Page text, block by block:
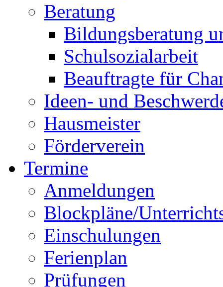
Beratung
Bildungsberatung
Schulsozialarbeit
Beauftragte für
Ideen- und
Hausmeister
Förderverein
Termine
Anmeldungen
Blockpläne/
Einschulungen
Ferienplan
Prüfungen